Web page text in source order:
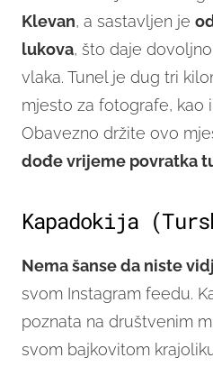
Klevan, a sastavljen je
lukova, što daje
vlaka. Tunel je dug tri
mjesto za fotografe, kao
Obavezno držite ovo
dođe vrijeme povratka
Kapadokija
Nema šanse da niste
svom Instagram feedu.
poznata na društvenim
svom bajkovitom